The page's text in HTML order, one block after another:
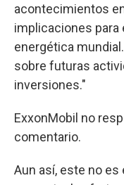
acontecimientos
implicaciones para
energética
sobre futuras
inversiones."
ExxonMobil no
comentario.
Aun así, este no